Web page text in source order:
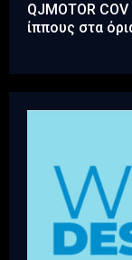
QJMOTOR
ίππους στα